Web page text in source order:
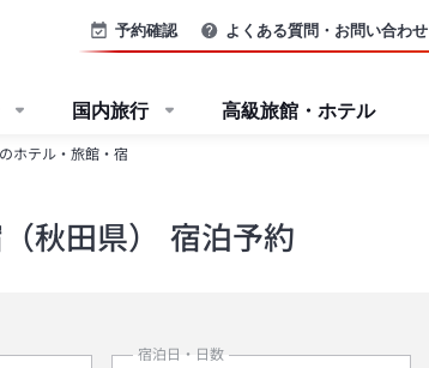
予約確認 よくある質問・お問い合わせ
国内旅行 高級旅館・ホテル
ホテル・旅館・宿
秋田県） 宿泊予約
宿泊日・日数